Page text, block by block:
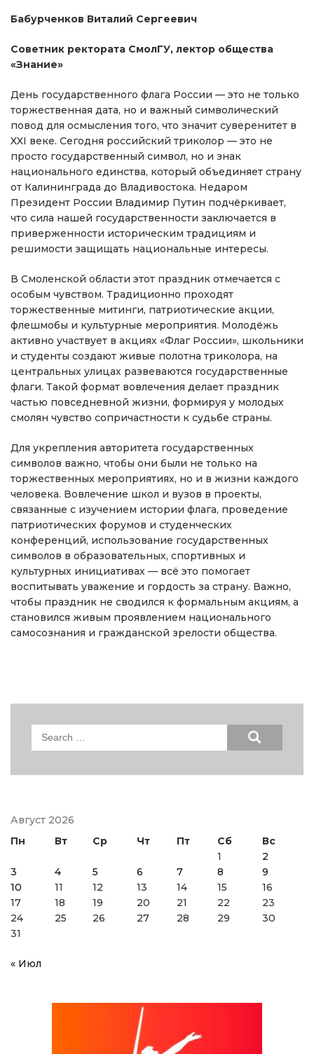
Бабурченков Виталий Сергеевич
Советник ректората СмолГУ, лектор общества
«Знание»
День государственного флага России — это не только
торжественная дата, но и важный символический
повод для осмысления того, что значит суверенитет в
XXI веке. Сегодня российский триколор — это не
просто государственный символ, но и знак
национального единства, который объединяет страну
от Калининграда до Владивостока. Недаром
Президент России Владимир Путин подчёркивает,
что сила нашей государственности заключается в
приверженности историческим традициям и
решимости защищать национальные интересы.
В Смоленской области этот праздник отмечается с
особым чувством. Традиционно проходят
торжественные митинги, патриотические акции,
флешмобы и культурные мероприятия. Молодёжь
активно участвует в акциях «Флаг России», школьники
и студенты создают живые полотна триколора, на
центральных улицах развеваются государственные
флаги. Такой формат вовлечения делает праздник
частью повседневной жизни, формируя у молодых
смолян чувство сопричастности к судьбе страны.
Для укрепления авторитета государственных
символов важно, чтобы они были не только на
торжественных мероприятиях, но и в жизни каждого
человека. Вовлечение школ и вузов в проекты,
связанные с изучением истории флага, проведение
патриотических форумов и студенческих
конференций, использование государственных
символов в образовательных, спортивных и
культурных инициативах — всё это помогает
воспитывать уважение и гордость за страну. Важно,
чтобы праздник не сводился к формальным акциям, а
становился живым проявлением национального
самосознания и гражданской зрелости общества.
Search
Август 2026
Пн
Вт Ср Чт Пт Сб
Вс
1
2
3
4 5 6 7 8
9
10
11 12 13 14 15
16
17
18 19 20 21 22
23
24
25 26 27 28 29
30
31
« Июл